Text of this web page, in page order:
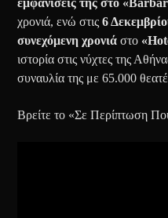
εμφανίσεις της στο
χρονιά, ενώ στις 6
συνεχόμενη χρονιά στο
ιστορία στις νύχτες της
συναυλία της με 65.000
Βρείτε το «Σε Περίπτωση